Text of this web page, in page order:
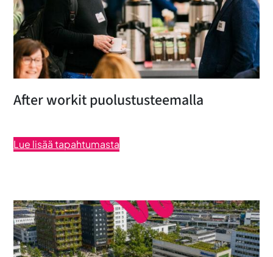
After workit puolustusteemalla
Lue lisää tapahtumasta